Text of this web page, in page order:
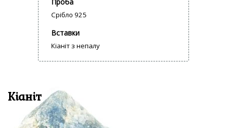
Проба
Срібло 925
Вставки
Кіаніт з непалу
Кіаніт